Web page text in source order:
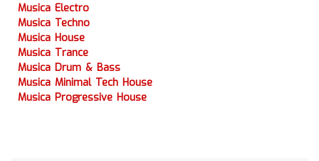
Musica Electro
Musica Techno
Musica House
Musica Trance
Musica Drum & Bass
Musica Minimal Tech House
Musica Progressive House